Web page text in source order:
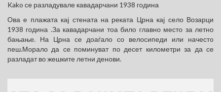
Kako се разладувале кавадарчани 1938 година
Ова е плажата кај стената на реката Црна кај село Возарци
1938 година .За кавадарчани тоа било главно место за летно
бањање. На Црна се доаѓало со велосипеди или начестo
пеш.Морало да се поминуват по десет километри за да се
разладат во жешките летни денови.